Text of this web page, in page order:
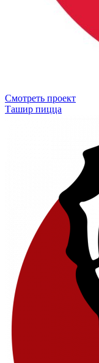
Смотреть проект
Ташир пицца